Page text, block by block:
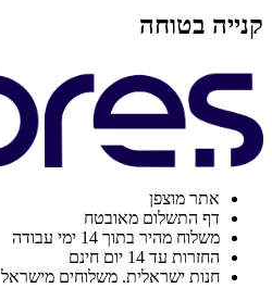
קנייה בטוחה
אתר מוצפן
דף התשלום מאובטח
משלוח מהיר בתוך 14 ימי עבודה
החזרות עד 14 יום חינם
חנות ישראלית. משלוחים מישראל